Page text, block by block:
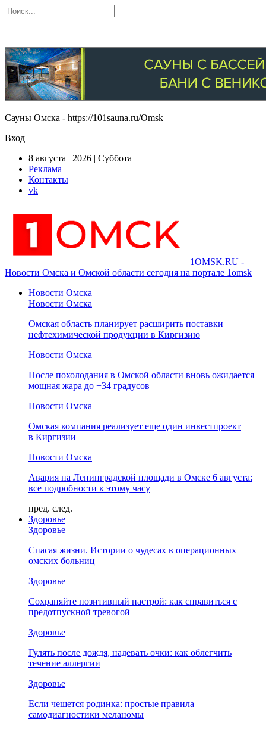
Сауны Омска - https://101sauna.ru/Omsk
Вход
8 августа | 2026 | Суббота
Реклама
Контакты
vk
1OMSK.RU -
Новости Омска и Омской области сегодня на портале 1omsk
Новости Омска
Новости Омска
Омская область планирует расширить поставки
нефтехимической продукции в Киргизию
Новости Омска
После похолодания в Омской области вновь ожидается
мощная жара до +34 градусов
Новости Омска
Омская компания реализует еще один инвестпроект
в Киргизии
Новости Омска
Авария на Ленинградской площади в Омске 6 августа:
все подробности к этому часу
пред. след.
Здоровье
Здоровье
Спасая жизни. Истории о чудесах в операционных
омских больниц
Здоровье
Сохраняйте позитивный настрой: как справиться с
предотпускной тревогой
Здоровье
Гулять после дождя, надевать очки: как облегчить
течение аллергии
Здоровье
Если чешется родинка: простые правила
самодиагностики меланомы